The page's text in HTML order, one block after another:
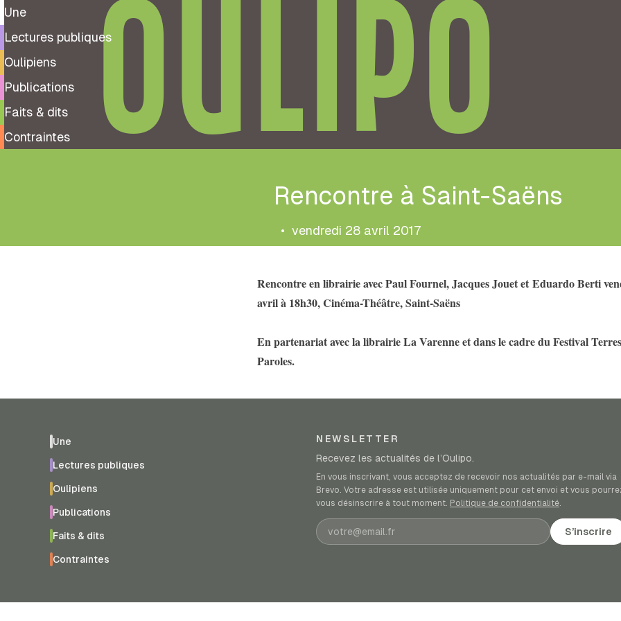
Une
Lectures publiques
Oulipiens
Publications
Faits & dits
Contraintes
OULIPO
Rencontre à Saint-Saëns
• vendredi 28 avril 2017
Rencontre en librairie avec Paul Fournel, Jacques Jouet et Eduardo Berti
avril à 18h30, Cinéma-Théâtre, Saint-Saëns
En partenariat avec la librairie La Varenne et dans le cadre du Festival
Paroles.
Une
Lectures publiques
Oulipiens
Publications
Faits & dits
Contraintes
NEWSLETTER
Recevez les actualités de l’Oulipo.
En vous inscrivant, vous acceptez de recevoir nos actualités par e-mail via
Brevo. Votre adresse est utilisée uniquement pour cet envoi et vous
vous désinscrire à tout moment. Politique de confidentialité.
Adresse e-mail S’inscrire